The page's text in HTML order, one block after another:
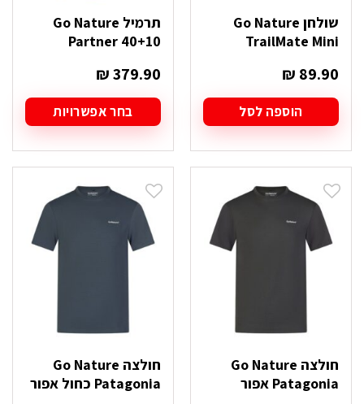
שולחן Go Nature
TrailMate Mini
₪ 89.90
הוספה לסל
תרמיל Go Nature
Partner 40+10
₪379.90
בחר אפשרויות
זה
יש
סוגים.
ניתן
לבחור
את
האפשרויות
חולצה Go Nature
Patagonia אפור
חולצה Go Nature
Patagonia כחול אפור